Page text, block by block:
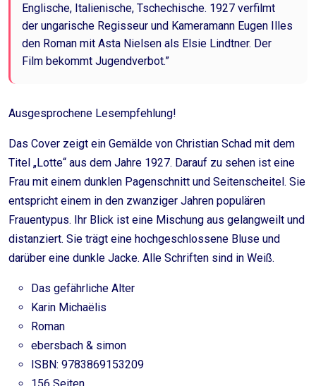
Englische, Italienische, Tschechische. 1927 verfilmt
der ungarische Regisseur und Kameramann Eugen Illes
den Roman mit Asta Nielsen als Elsie Lindtner. Der
Film bekommt Jugendverbot.”
Ausgesprochene Lesempfehlung!
Das Cover zeigt ein Gemälde von Christian Schad mit dem
Titel „Lotte“ aus dem Jahre 1927. Darauf zu sehen ist eine
Frau mit einem dunklen Pagenschnitt und Seitenscheitel. Sie
entspricht einem in den zwanziger Jahren populären
Frauentypus. Ihr Blick ist eine Mischung aus gelangweilt und
distanziert. Sie trägt eine hochgeschlossene Bluse und
darüber eine dunkle Jacke. Alle Schriften sind in Weiß.
Das gefährliche Alter
Karin Michaëlis
Roman
ebersbach & simon
ISBN: 9783869153209